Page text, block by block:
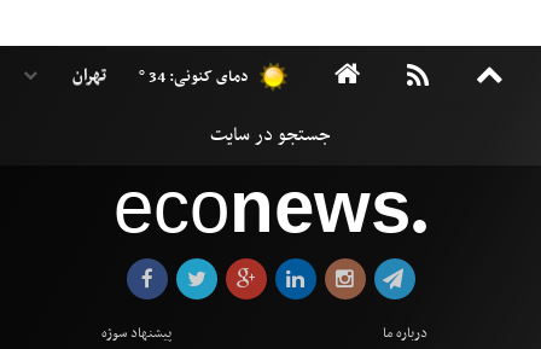
دمای کنونی: 34 °
econews●
درباره ما
پیشنهاد سوژه